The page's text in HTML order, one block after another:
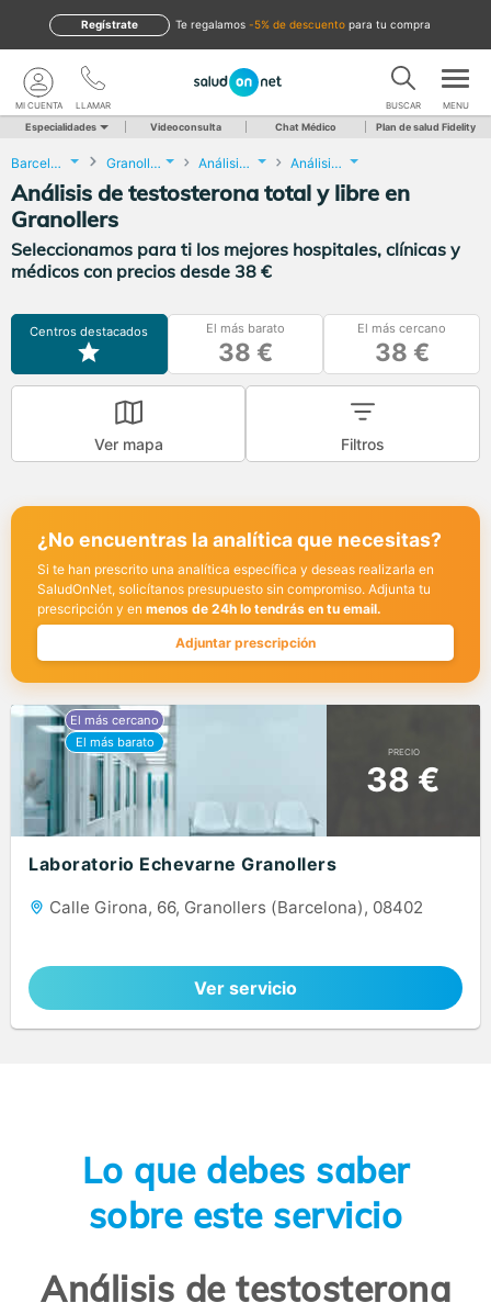
te regalamos -5% de descuento para tu compra
Regístrate
LLAMAR
MI CUENTA BUSCAR MENU
Especialidades Videoconsulta Chat Médico Plan de salud Fidelity
Barcelona Granollers Análisis Clínicos Análisis de testosterona total y libre
Análisis de testosterona total y libre en
Granollers
Seleccionamos para ti los mejores hospitales, clínicas y
médicos con precios desde 38 €
Centros destacados El más barato
38 €
El más cercano
38 €
Ver mapa Filtros
¿No encuentras la analítica que necesitas?
Si te han prescrito una analítica específica y deseas realizarla en
SaludOnNet, solicítanos presupuesto sin compromiso. Adjunta tu
prescripción y en menos de 24h lo tendrás en tu email.
Adjuntar prescripción
PRECIO
38 €
Laboratorio Echevarne Granollers
Calle Girona, 66, Granollers (Barcelona), 08402
Ver servicio
Lo que debes saber
sobre este servicio
Análisis de testosterona